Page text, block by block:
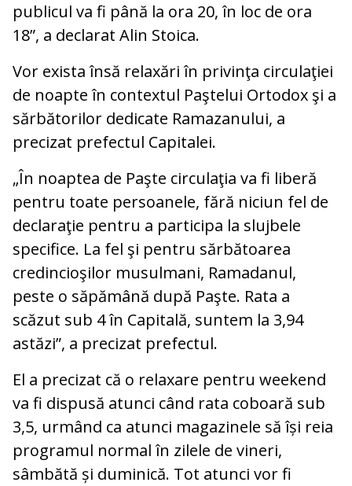
publicul va fi până la ora 20, în loc de ora
18”, a declarat Alin Stoica.
Vor exista însă relaxări în privinţa circulaţiei
de noapte în contextul Paştelui Ortodox şi a
sărbătorilor dedicate Ramazanului, a
precizat prefectul Capitalei.
„În noaptea de Paşte circulaţia va fi liberă
pentru toate persoanele, fără niciun fel de
declaraţie pentru a participa la slujbele
specifice. La fel şi pentru sărbătoarea
credincioşilor musulmani, Ramadanul,
peste o săpămână după Paşte. Rata a
scăzut sub 4 în Capitală, suntem la 3,94
astăzi”, a precizat prefectul.
El a precizat că o relaxare pentru weekend
va fi dispusă atunci când rata coboară sub
3,5, urmând ca atunci magazinele să își reia
programul normal în zilele de vineri,
sâmbătă și duminică. Tot atunci vor fi